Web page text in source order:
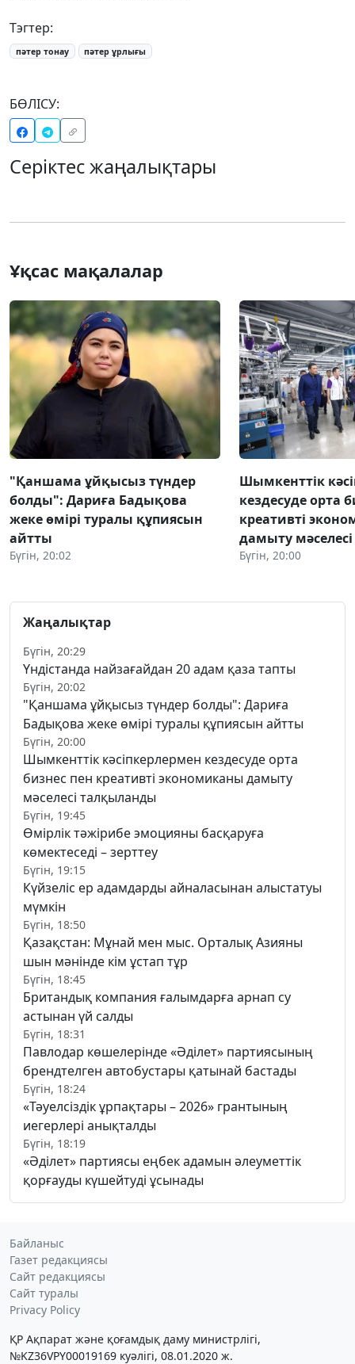
Тэгтер:
пәтер тонау пәтер ұрлығы
БӨЛІСУ:
Серіктес жаңалықтары
Ұқсас мақалалар
"Қаншама ұйқысыз түндер
болды": Дариға Бадықова
жеке өмірі туралы құпиясын
айтты
Бүгін, 20:02
Шымкенттік
кездесуде орта
креативті
дамыту
Бүгін, 20:00
Жаңалықтар
Бүгін, 20:29
Үндістанда найзағайдан 20 адам қаза тапты
Бүгін, 20:02
"Қаншама ұйқысыз түндер болды": Дариға
Бадықова жеке өмірі туралы құпиясын айтты
Бүгін, 20:00
Шымкенттік кәсіпкерлермен кездесуде орта
бизнес пен креативті экономиканы дамыту
мәселесі талқыланды
Бүгін, 19:45
Өмірлік тәжірибе эмоцияны басқаруға
көмектеседі – зерттеу
Бүгін, 19:15
Күйзеліс ер адамдарды айналасынан алыстатуы
мүмкін
Бүгін, 18:50
Қазақстан: Мұнай мен мыс. Орталық Азияны
шын мәнінде кім ұстап тұр
Бүгін, 18:45
Британдық компания ғалымдарға арнап су
астынан үй салды
Бүгін, 18:31
Павлодар көшелерінде «Әділет» партиясының
брендтелген автобустары қатынай бастады
Бүгін, 18:24
«Тәуелсіздік ұрпақтары – 2026» грантының
иегерлері анықталды
Бүгін, 18:19
«Әділет» партиясы еңбек адамын әлеуметтік
қорғауды күшейтуді ұсынады
Байланыс
Газет редакциясы
Сайт редакциясы
Сайт туралы
Privacy Policy
ҚР Ақпарат және қоғамдық даму министрлігі,
№KZ36VPY00019169 куәлігі, 08.01.2020 ж.